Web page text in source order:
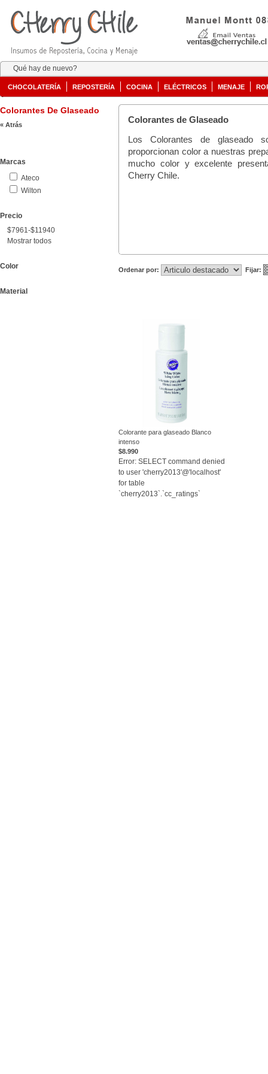
Qué hay de nuevo?
CHOCOLATERÍA REPOSTERÍA COCINA ELÉCTRICOS MENAJE
Colorantes De Glaseado
« Atrás
Marcas
Ateco
Wilton
Precio
$7961-$11940
Mostrar todos
Color
Material
Colorantes de Glaseado
Los Colorantes de glaseado
proporcionan color a nuestras
mucho color y excelente
Cherry Chile.
Ordenar por: Fijar:
Colorante para glaseado Blanco
intenso
$8.990
Error: SELECT command denied
to user 'cherry2013'@'localhost'
for table
`cherry2013`.`cc_ratings`